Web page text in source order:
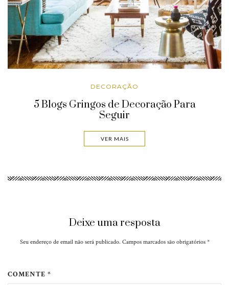
DECORAÇÃO
5 Blogs Gringos de Decoração Para
Seguir
VER MAIS
Deixe uma resposta
Seu endereço de email não será publicado. Campos marcados são obrigatórios *
COMENTE *